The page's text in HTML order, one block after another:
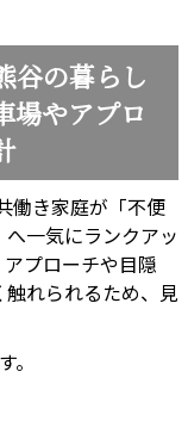
谷の暮らし
場やアプロ
働き家庭が「不便
一気にランクアッ
プローチや目隠
れられるため、見